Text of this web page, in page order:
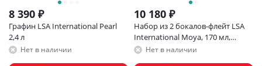
8 390 ₽
Графин LSA International Pearl
2,4 л
Нет в наличии
10 180 ₽
Набор из 2 бокалов-флейт LSA
International Moya, 170 мл,
розовый
Нет в наличии